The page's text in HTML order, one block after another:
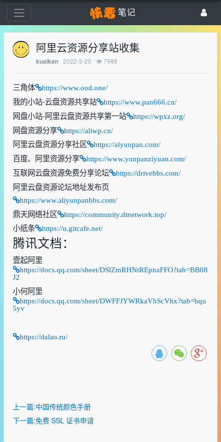
笔记
阿里云资源分享站收集
kuaikan 2022-3-20 7988
三角体 https://www.ood.one/
我的小站-云盘资源共享站 https://www.pan666.cn/
网盘小站-阿里云盘资源共享第一站 https://wpxz.org/
网盘资源分享 https://aliwp.cn/
阿里云盘资源分享社区 https://alyunpan.com/
百度、阿里资源分享 https://www.yunpanziyuan.com/
互联网云盘资源免费分享论坛 https://drivebbs.com/
阿里云盘资源论坛地址发布页
https://www.aliyunpanbbs.com/
鼎天网络社区 https://community.dtnetwork.top/
小纸条 https://u.gitcafe.net/
腾讯文档：
壹起阿里
https://docs.qq.com/sheet/DSlZmRHNtREpnaFFO?tab=BB08
J2
小何阿里
https://docs.qq.com/sheet/DWFFJYWRkaVhScVhx?tab=bqu
5yv
https://dalao.ru/
上一篇:中国传统颜色手册
下一篇:免费 SSL 证书申请